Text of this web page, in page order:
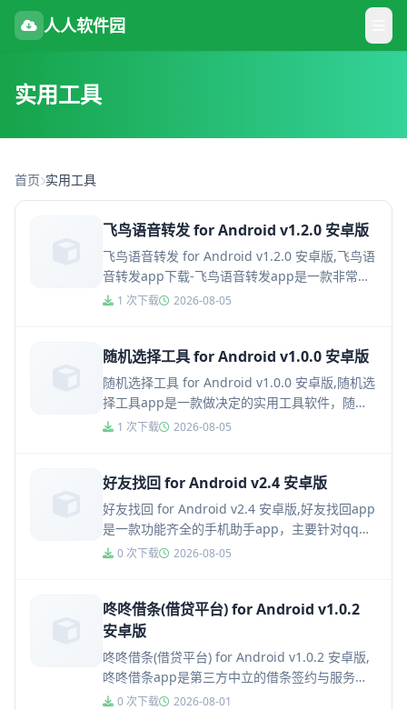
人人软件园
实用工具
首页 实用工具
飞鸟语音转发 for Android v1.2.0 安卓版
飞鸟语音转发 for Android v1.2.0 安卓版,飞鸟语
音转发app下载-飞鸟语音转发app是一款非常专
业的语音转发服务软件，软件页面非常简约，...
1 次下载 2026-08-05
随机选择工具 for Android v1.0.0 安卓版
随机选择工具 for Android v1.0.0 安卓版,随机选
择工具app是一款做决定的实用工具软件，随机
选择工具app专为选择困难症和拖延症者打
1 次下载 2026-08-05
好友找回 for Android v2.4 安卓版
好友找回 for Android v2.4 安卓版,好友找回app
是一款功能齐全的手机助手app，主要针对qq里
误删的好友打造的恢复软件，操作简单，只要
0 次下载 2026-08-05
咚咚借条(借贷平台) for Android v1.0.2
安卓版
咚咚借条(借贷平台) for Android v1.0.2 安卓版,
咚咚借条app是第三方中立的借条签约与服务保
障平台。咚咚借条App让守信之人更加容易，...
0 次下载 2026-08-01